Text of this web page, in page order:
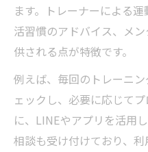
ます。トレーナーによる
活習慣のアドバイス、メ
供される点が特徴です。
例えば、毎回のトレーニ
ェックし、必要に応じて
に、LINEやアプリを活用
相談も受け付けており、